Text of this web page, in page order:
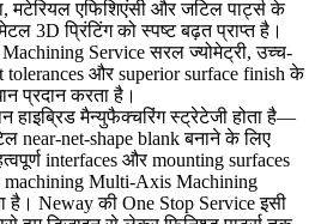
एफिशिएंसी और जटिल पार्ट्स के
3D प्रिंटिंग को स्पष्ट बढ़त प्राप्त है।
Serviceसरल ज्योमेट्री, उच्च-
tolerances और superior surface finish के
प्रदान करता है।
हाइब्रिड मैन्युफैक्चरिंग स्ट्रेटेजीहोता है—
near-net-shape blank बनाने के लिए
interfaces और mounting surfaces
machining Multi-Axis Machining
है। Neway की One Stop Serviceइसी